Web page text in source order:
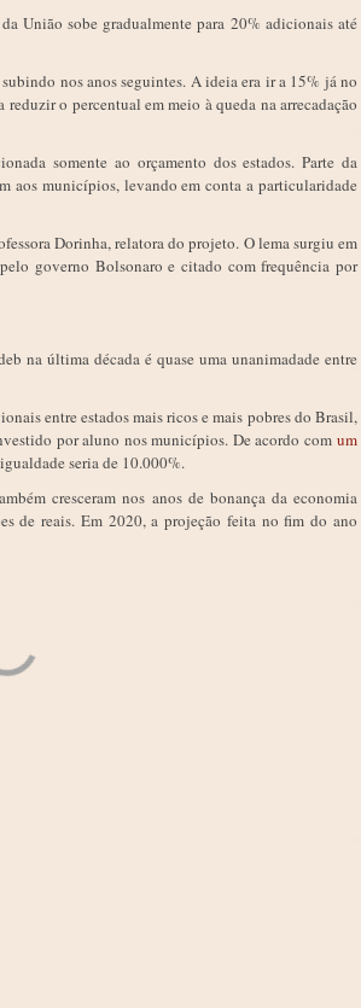
União sobe gradualmente para 20% adicionais até
nos anos seguintes. A ideia era ir a 15% já no
o percentual em meio à queda na arrecadação
somente ao orçamento dos estados. Parte da
aos municípios, levando em conta a particularidade
Dorinha, relatora do projeto. O lema surgiu em
governo Bolsonaro e citado com frequência por
na última década é quase uma unanimadade entre
entre estados mais ricos e mais pobres do Brasil,
por aluno nos municípios. De acordo com um
seria de 10.000%.
cresceram nos anos de bonança da economia
de reais. Em 2020, a projeção feita no fim do ano